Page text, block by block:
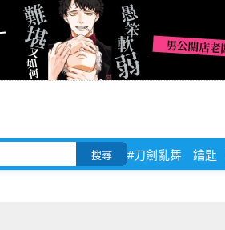
搜尋 #刀劍亂舞 鑰匙